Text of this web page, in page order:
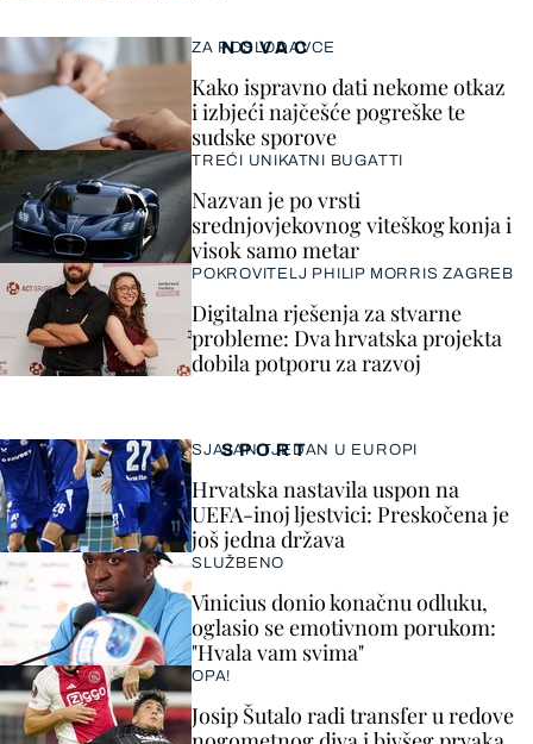
SPORT
SJAJAN TJEDAN U EUROPI
Hrvatska nastavila uspon na
UEFA-inoj ljestvici: Preskočena je
još jedna država
SLUŽBENO
Vinicius donio konačnu odluku,
oglasio se emotivnom porukom:
"Hvala vam svima"
OPA!
Josip Šutalo radi transfer u redove
NOVAC
ZA POSLODAVCE
Kako ispravno dati nekome otkaz
i izbjeći najčešće pogreške te
sudske sporove
TREĆI UNIKATNI BUGATTI
Nazvan je po vrsti
srednjovjekovnog viteškog konja i
visok samo metar
POKROVITELJ PHILIP MORRIS ZAGREB
Digitalna rješenja za stvarne
probleme: Dva hrvatska projekta
dobila potporu za razvoj